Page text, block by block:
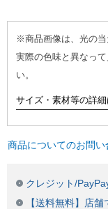
※商品画像は、光の当
実際の色味と異なっ
い。
サイズ・素材等の詳細
商品についてのお問い
クレジット/
【送料無料】店